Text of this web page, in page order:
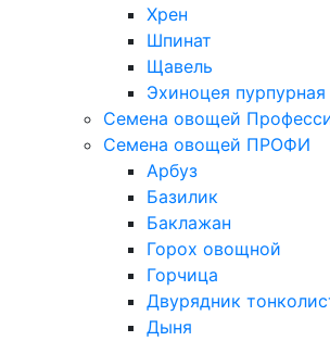
Хрен
Шпинат
Щавель
Эхиноцея пурпурная
Семена овощей
Семена овощей ПРОФИ
Арбуз
Базилик
Баклажан
Горох овощной
Горчица
Двурядник
Дыня